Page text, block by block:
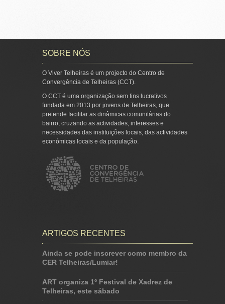
SOBRE NÓS
O Viver Telheiras é um projecto do Centro de
Convergência de Telheiras (CCT).
O CCT é uma organização sem fins lucrativos
fundada em 2013 por jovens de Telheiras, que
pretende facilitar as dinâmicas comunitárias do
bairro, cruzando as actividades, interesses e
necessidades das instituições locais, das actividades
económicas locais e da população.
ARTIGOS RECENTES
Ainda se pode inscrever como membro da
CER Telheiras/Lumiar!
ART organiza 1º Festival de Xadrez de
Telheiras, este sábado